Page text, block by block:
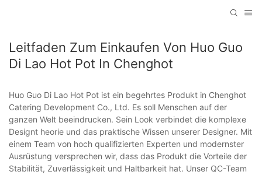
Leitfaden Zum Einkaufen Von Huo Guo
Di Lao Hot Pot In Chenghot
Huo Guo Di Lao Hot Pot ist ein begehrtes Produkt in Chenghot
Catering Development Co., Ltd. Es soll Menschen auf der
ganzen Welt beeindrucken. Sein Look verbindet die komplexe
Designt heorie und das praktische Wissen unserer Designer. Mit
einem Team von hoch qualifizierten Experten und modernster
Ausrüstung versprechen wir, dass das Produkt die Vorteile der
Stabilität, Zuverlässigkeit und Haltbarkeit hat. Unser QC-Team